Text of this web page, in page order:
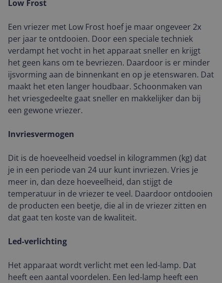
Low Frost
Een vriezer met Low Frost hoef je maar ongeveer 2x
per jaar te ontdooien. Door een speciale techniek
verdampt het vocht in het apparaat sneller en krijgt
het geen kans om te bevriezen. Daardoor is er minder
ijsvorming aan de binnenkant en op je etenswaren. Dat
maakt het eten langer houdbaar. Schoonmaken van
het vriesgedeelte gaat sneller en makkelijker dan bij
een gewone vriezer.
Invriesvermogen
Dit is de hoeveelheid voedsel in kilogrammen (kg) dat
je in een periode van 24 uur kunt invriezen. Vries je
meer in, dan deze hoeveelheid, dan stijgt de
temperatuur in de vriezer te veel. Daardoor ontdooien
de producten een beetje, die al in de vriezer zitten en
dat gaat ten koste van de kwaliteit.
Led-verlichting
Het apparaat wordt verlicht met een led-lamp. Dat
heeft een aantal voordelen. Een led-lamp heeft een